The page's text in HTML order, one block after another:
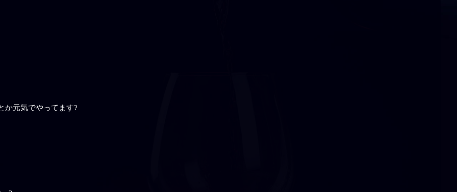
か元気でやってます?